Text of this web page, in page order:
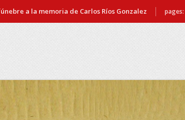
a la memoria de Carlos Ríos Gonzalez pages: